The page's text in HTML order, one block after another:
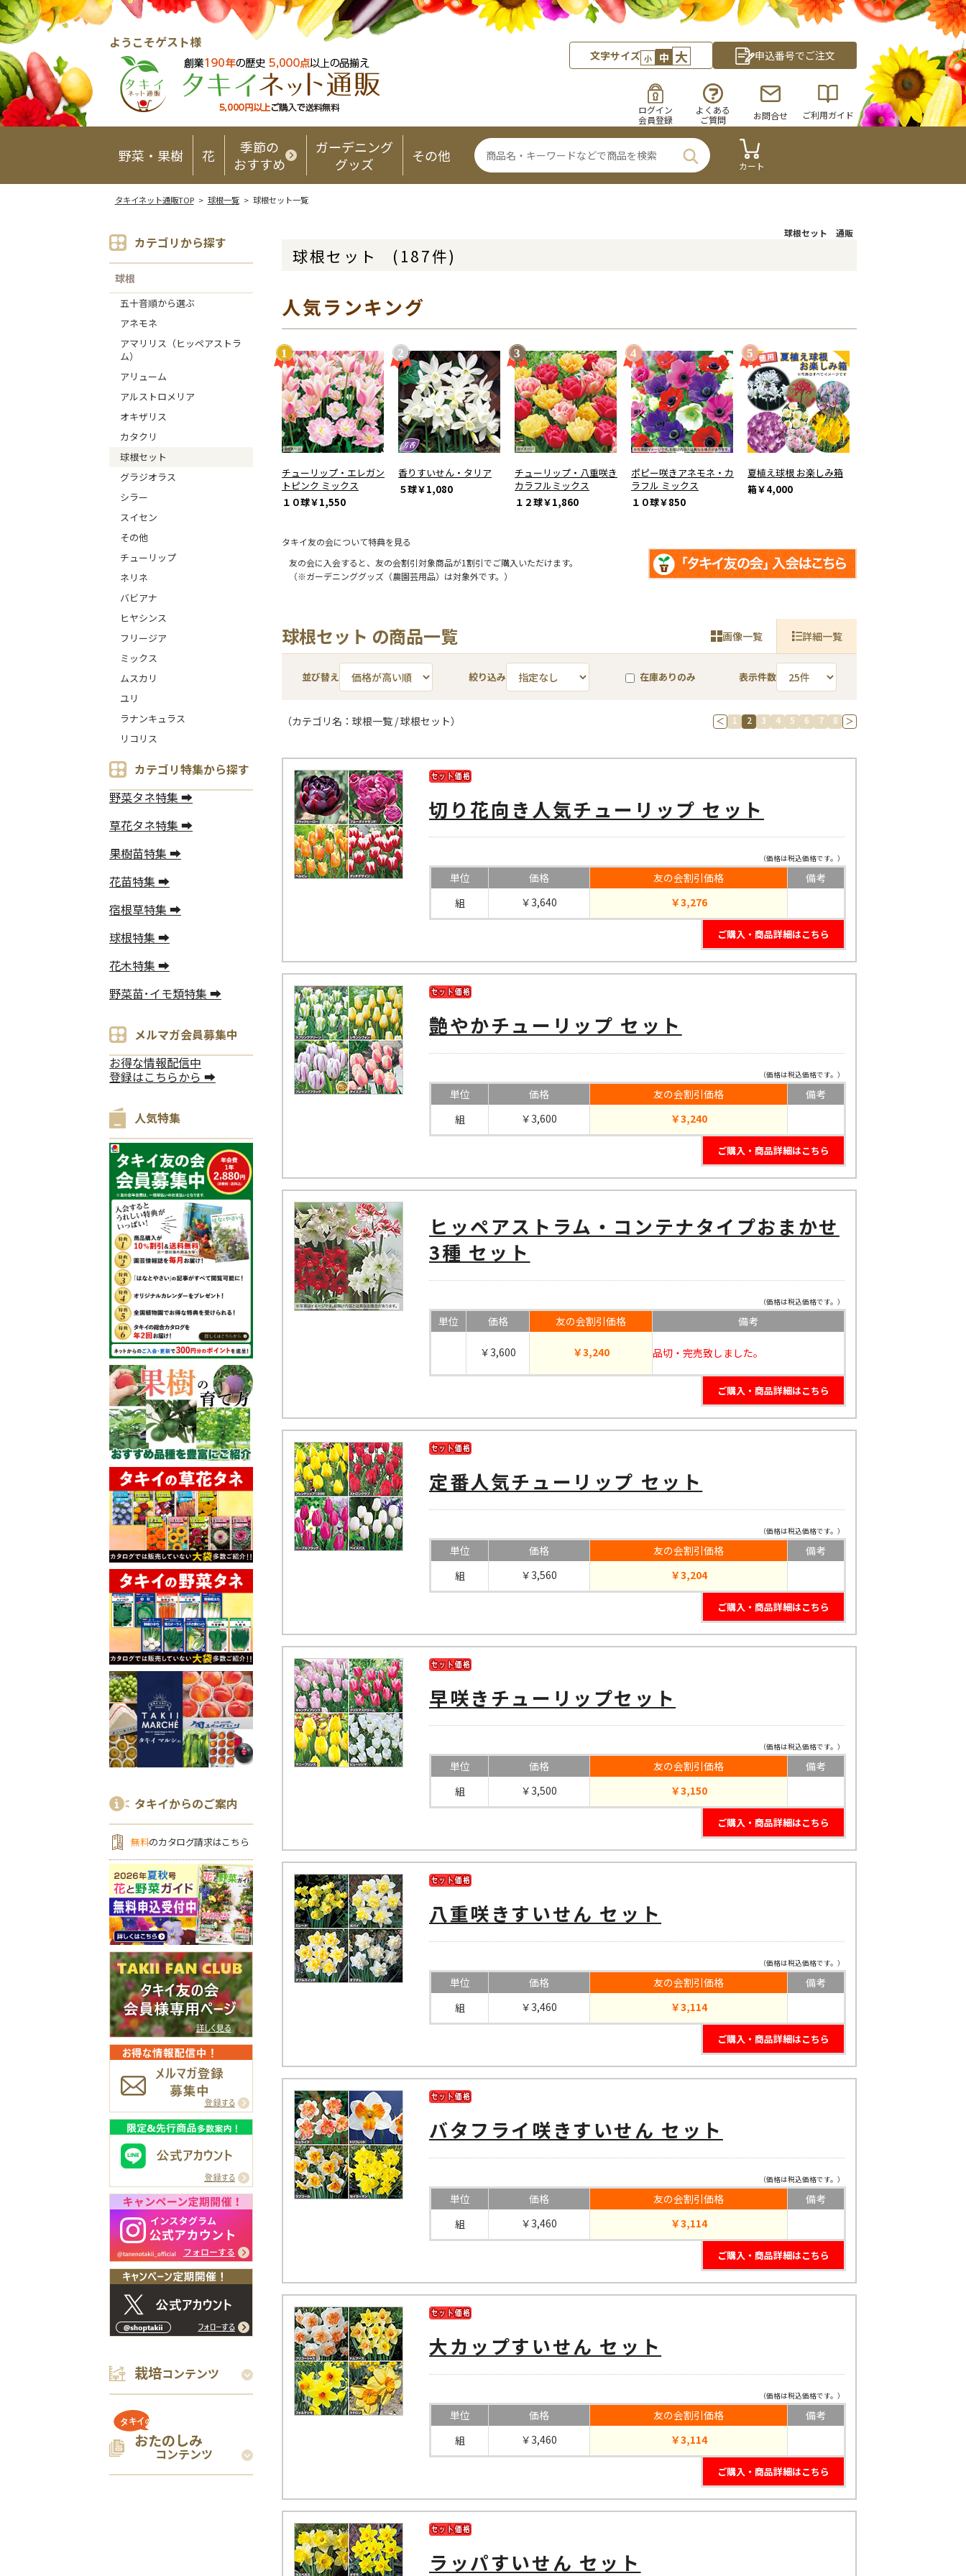
ようこそゲスト様
文字サイズ 小 中 大 申込番号でご注文
ログイン
会員登録
よくある
ご質問
お問合せ ご利用ガイド
野菜・果樹 花
季節の
おすすめ
ガーデニング
グッズ
その他
カート
タキイネット通販TOP> 球根一覧> 球根セット一覧
カテゴリから探す
球根
五十音順から選ぶ
アネモネ
アマリリス（ヒッペアストラ
ム）
アリューム
アルストロメリア
オキザリス
カタクリ
球根セット
グラジオラス
シラー
スイセン
その他
チューリップ
ネリネ
バビアナ
ヒヤシンス
フリージア
ミックス
ムスカリ
ユリ
ラナンキュラス
リコリス
カテゴリ特集から探す
野菜タネ特集 ➡
草花タネ特集 ➡
果樹苗特集 ➡
花苗特集 ➡
宿根草特集 ➡
球根特集 ➡
花木特集 ➡
野菜苗･イモ類特集 ➡
メルマガ会員募集中
お得な情報配信中
登録はこちらから ➡
人気特集
タキイからのご案内
無料のカタログ請求はこちら
栽培コンテンツ
おたのしみ
コンテンツ
球根セット 通販
球根セット (187件)
人気ランキング
チューリップ・エレガン
トピンク ミックス
１０球￥1,550
香りすいせん・タリア
５球￥1,080
チューリップ・八重咲き
カラフルミックス
１２球￥1,860
ポピー咲きアネモネ・カ
ラフル ミックス
１０球￥850
夏植え球根 お楽しみ箱
箱￥4,000
タキイ友の会について特典を見る
友の会に入会すると、友の会割引対象商品が1割引でご購入いただけます。
（※ガーデニンググッズ（農園芸用品）は対象外です。）
球根セット の商品一覧 画像一覧 詳細一覧
並び替え 絞り込み 在庫ありのみ 表示件数
（カテゴリ名：球根一覧 / 球根セット） ＜ 1 2 3 4 5 6 7 8 ＞
切り花向き人気チューリップ セット
（価格は税込価格です。）
単位 価格 友の会割引価格
備考
組
￥3,640 ￥3,276
ご購入・商品詳細はこちら
艶やかチューリップ セット
（価格は税込価格です。）
単位 価格 友の会割引価格
備考
組
￥3,600 ￥3,240
ご購入・商品詳細はこちら
ヒッペアストラム・コンテナタイプおまかせ
3種 セット
（価格は税込価格です。）
単位 価格 友の会割引価格 備考
￥3,600 ￥3,240 品切・完売致しました。
ご購入・商品詳細はこちら
定番人気チューリップ セット
（価格は税込価格です。）
単位 価格 友の会割引価格
備考
組
￥3,560 ￥3,204
ご購入・商品詳細はこちら
早咲きチューリップセット
（価格は税込価格です。）
単位 価格 友の会割引価格
備考
組
￥3,500 ￥3,150
ご購入・商品詳細はこちら
八重咲きすいせん セット
（価格は税込価格です。）
単位 価格 友の会割引価格
備考
組
￥3,460 ￥3,114
ご購入・商品詳細はこちら
バタフライ咲きすいせん セット
（価格は税込価格です。）
単位 価格 友の会割引価格
備考
組
￥3,460 ￥3,114
ご購入・商品詳細はこちら
大カップすいせん セット
（価格は税込価格です。）
単位 価格 友の会割引価格
備考
組
￥3,460 ￥3,114
ご購入・商品詳細はこちら
ラッパすいせん セット